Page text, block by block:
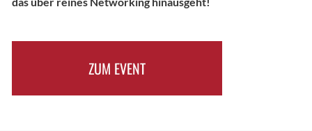
ZUM EVENT